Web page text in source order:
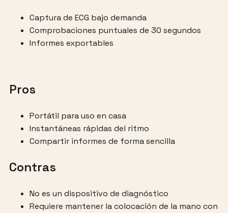
Captura de ECG bajo demanda
Comprobaciones puntuales de 30 segundos
Informes exportables
Pros
Portátil para uso en casa
Instantáneas rápidas del ritmo
Compartir informes de forma sencilla
Contras
No es un dispositivo de diagnóstico
Requiere mantener la colocación de la mano con